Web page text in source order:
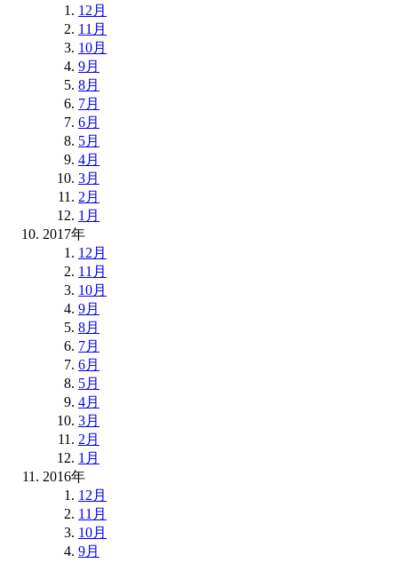
12月
11月
10月
9月
8月
7月
6月
5月
4月
3月
2月
1月
2017年
12月
11月
10月
9月
8月
7月
6月
5月
4月
3月
2月
1月
2016年
12月
11月
10月
9月